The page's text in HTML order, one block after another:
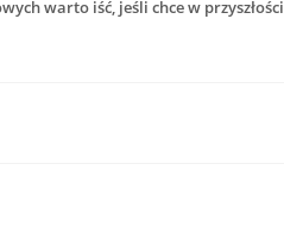
warto iść, jeśli chce w przyszłości